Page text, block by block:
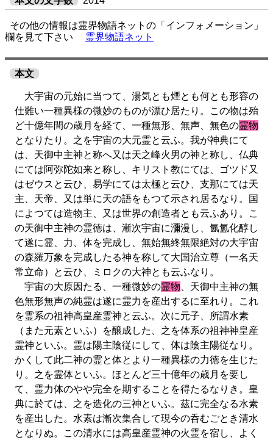
その他の情報は霊界物語ネットの「インフォメーション」
欄を見て下さい
霊界物語ネット
本文
大宇宙の元始に当つて、湯気とも煙とも何とも形容の
仕難い一種異様の微妙のものが漂ひ居たり。この物は殆
ど十億年間の歳月を経て、一種無形、無声、無色の霊物
となりたり。之を宇宙の大元霊と云ふ。我が神典にて
は、天御中主神と称へ又は天之峰火男の神と称し、仏典
にては阿弥陀如来と称し、キリスト教にては、ゴツド又
はゼウスと云ひ、易学にては太極と云ひ、支那にては天
主、天帝、又は単に天の語をもつて示され居るなり。国
によつては造物主、又は世界の創造者とも云ふあり。こ
の天御中主神の霊徳は、漸次宇宙に瀰漫し、氤氳化醇し
て遂に霊、力、体を完成し、無始無終無限絶対の大宇宙
の森羅万象を完成したる神を称して大国治立尊（一名天
常立命）と云ひ、ミロクの大神とも云ふなり。
宇宙の大原因たる、一種微妙の霊物 、天御中主神の無
色無形無声の純霊は遂に霊力を産出するに至れり。これ
を霊系の祖神高皇産霊神と云ふ。次に元子、所謂水素
（また元素といふ）を醸成した、之を体系の祖神神皇産
霊神といふ。霊は陽主陰従にして、体は陰主陽従なり。
かくして此二神の霊と体とより一種異様の力徳を生じた
り。之を霊体といふ。ほとんど三十億年の歳月を要し
て、霊力体のやや完全を期することを得たるなりき。皇
典に於ては、之を造化の三神といふ。茲に完全なる水素
を産出した。水素は漸次集合して現今の呑むごとき清水
となりぬ。この清水には高皇産霊神の火霊を宿し、よく